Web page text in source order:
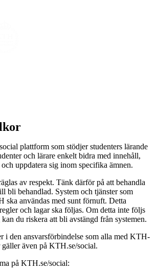
plattform som stödjer studenters lärande
och lärare enkelt bidra med innehåll,
uppdatera sig inom specifika ämnen.
av respekt. Tänk därför på att behandla
bli behandlad. System och tjänster som
ska användas med sunt förnuft. Detta
och lagar ska följas. Om detta inte följs
du riskera att bli avstängd från systemen.
i den ansvarsförbindelse som alla med KTH-
även på KTH.se/social.
på KTH.se/social: